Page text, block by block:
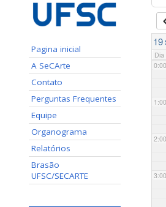
Pagina inicial
A SeCArte
Contato
Perguntas Frequentes
Equipe
Organograma
Relatórios
Brasão
UFSC/SECARTE
19
0:00
1:00
2:00
3:00